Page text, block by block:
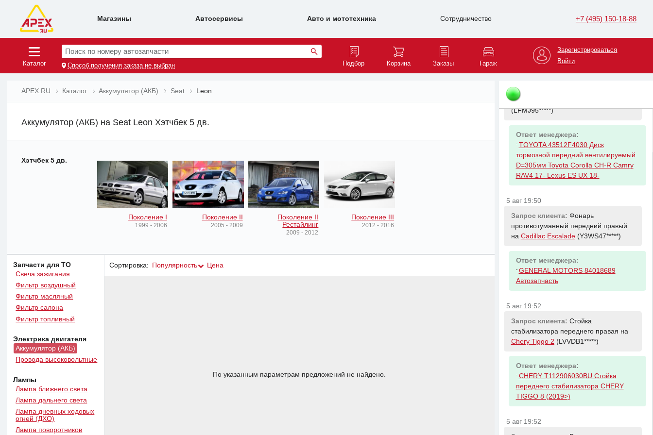
Магазины Автосервисы Авто и мототехника Сотрудничество +7 (495) 150-18-88
Каталог
Поиск по номеру автозапчасти
Способ получения заказа не выбран Подбор Корзина Заказы Гараж
Зарегистрироваться
Войти
APEX.RU Каталог Аккумулятор (АКБ) Seat Leon
Аккумулятор (АКБ) на Seat Leon Хэтчбек 5 дв.
Хэтчбек 5 дв.
Поколение I
1999 - 2006
Поколение II
2005 - 2009
Поколение II
Рестайлинг
2009 - 2012
Поколение III
2012 - 2016
Запчасти для ТО
Свеча зажигания
Фильтр воздушный
Фильтр масляный
Фильтр салона
Фильтр топливный
Электрика двигателя
Аккумулятор (АКБ)
Провода высоковольтные
Лампы
Лампа ближнего света
Лампа дальнего света
Лампа дневных ходовых
огней (ДХО)
Лампа поворотников
Сортировка: Популярность Цена
По указанным параметрам предложений не найдено.
5 авг 19:44
Запрос клиента:
передний на
(LFMJ95*****)
Ответ менеджера:
- TOYOTA 43512F4030 Диск
тормозной передний вентилируемый
D=305мм Toyota Corolla CH-R Camry
RAV4 17- Lexus ES UX 18-
5 авг 19:50
Запрос клиента: Фонарь
противотуманный передний правый
на Cadillac Escalade(Y3WS47*****)
Ответ менеджера:
- GENERAL MOTORS 84018689
Автозапчасть
5 авг 19:52
Запрос клиента: Стойка
стабилизатора переднего правая на
Chery Tiggo 2 (LVVDB1*****)
Ответ менеджера:
- CHERY T112906030BU Стойка
переднего стабилизатора CHERY
TIGGO 8 (2019>)
5 авг 19:52